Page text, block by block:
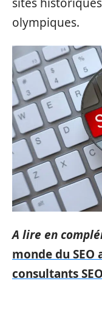
olympiques.
A lire en
monde du
consultants